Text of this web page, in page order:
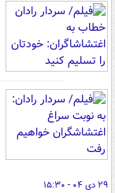
۲۹ دی ۰۴ - ۱۵:۳۰